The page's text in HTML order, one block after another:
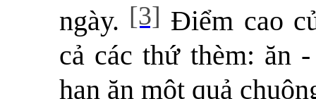
ngày. [3] Điểm cao
cả các thứ thèm: ăn
hạn ăn một quả